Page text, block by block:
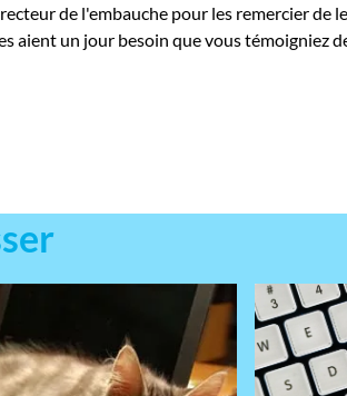
de l'embauche pour les remercier de
aient un jour besoin que vous témoigniez